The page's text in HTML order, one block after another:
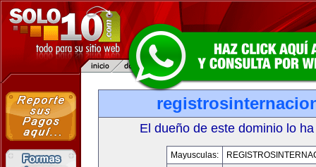
El dueño de este dominio lo
Mayusculas: